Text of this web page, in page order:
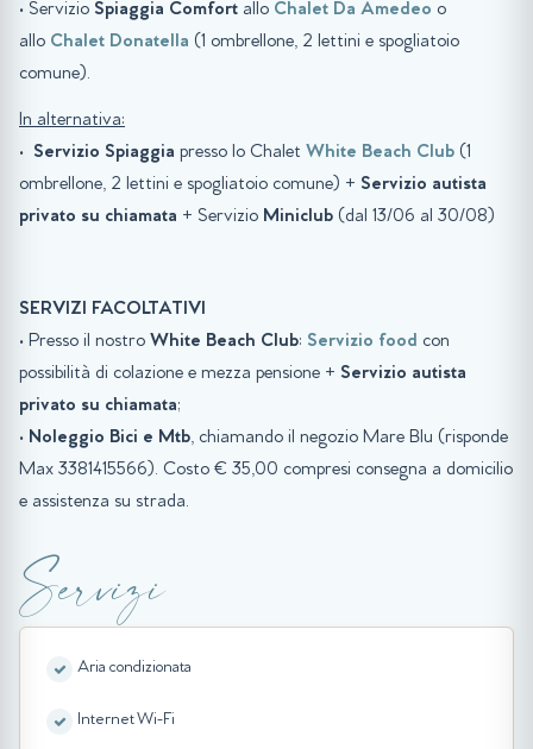
• Servizio Spiaggia Comfort allo Chalet Da Amedeo o
allo Chalet Donatella (1 ombrellone, 2 lettini e spogliatoio
comune).
In alternativa:
• Servizio Spiaggia presso lo Chalet White Beach Club (1
ombrellone, 2 lettini e spogliatoio comune) + Servizio autista
privato su chiamata + Servizio Miniclub (dal 13/06 al 30/08)
SERVIZI FACOLTATIVI
• Presso il nostro White Beach Club: Servizio food con
possibilità di colazione e mezza pensione + Servizio autista
privato su chiamata;
• Noleggio Bici e Mtb, chiamando il negozio Mare Blu (risponde
Max 3381415566). Costo € 35,00 compresi consegna a domicilio
e assistenza su strada.
Servizi
Aria condizionata
Internet Wi-Fi